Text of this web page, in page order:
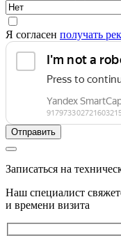
Я согласен получать
Записаться на
Наш специалист
и времени визита